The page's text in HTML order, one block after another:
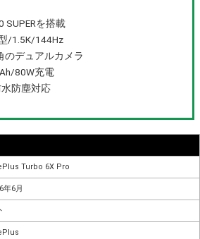
SUPERを搭載
/1.5K/144Hz
のデュアルカメラ
80W充電
防塵対応
Turbo 6X Pro
年6月